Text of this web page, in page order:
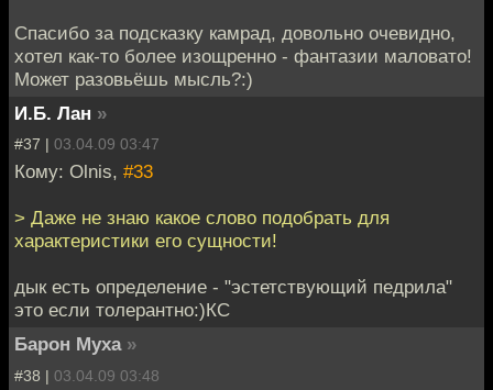
Спасибо за подсказку камрад, довольно очевидно,
хотел как-то более изощренно - фантазии маловато!
Может разовьёшь мысль?:)
И.Б. Лан »
#37 | 03.04.09 03:47
Кому: Olnis, #33
> Даже не знаю какое слово подобрать для
характеристики его сущности!
дык есть определение - "эстетствующий педрила"
это если толерантно:)КС
Барон Муха »
#38 | 03.04.09 03:48